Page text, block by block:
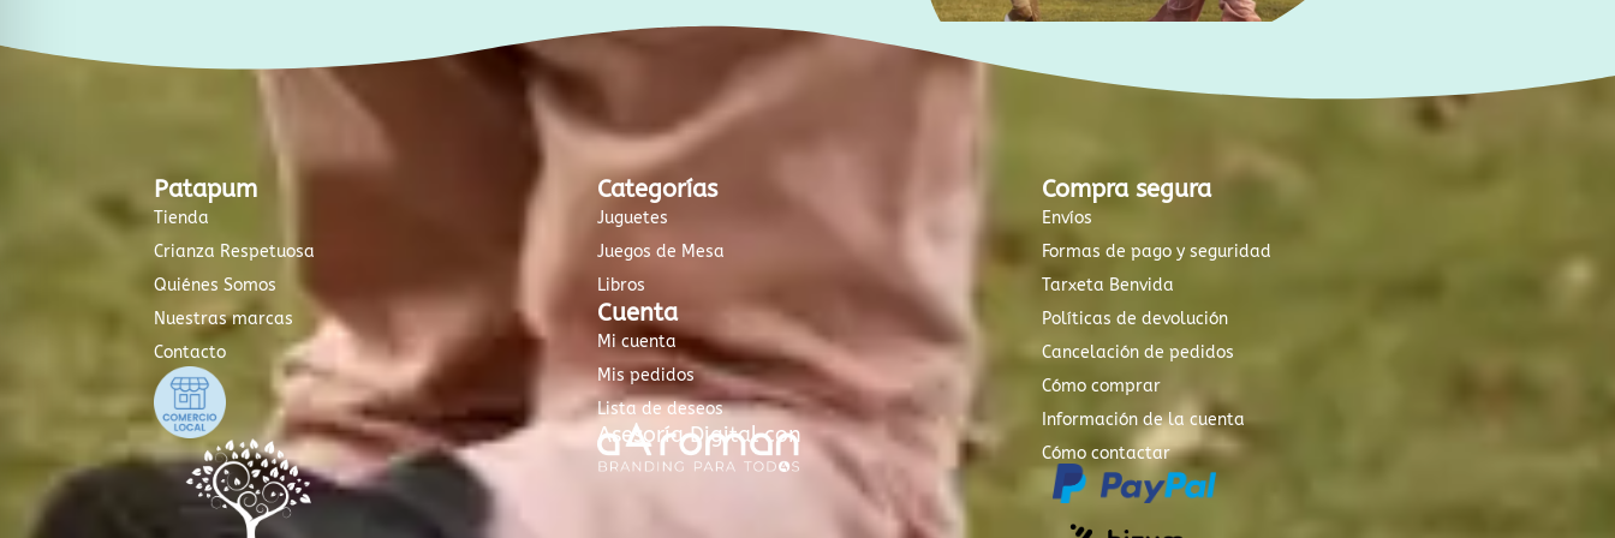
Patapum
Tienda
Crianza Respetuosa
Quiénes Somos
Nuestras marcas
Contacto
Categorías
Juguetes
Juegos de Mesa
Libros
Cuenta
Mi cuenta
Mis pedidos
Lista de deseos
Asesoría Digital con
Compra segura
Envíos
Formas de pago y seguridad
Tarxeta Benvida
Políticas de devolución
Cancelación de pedidos
Cómo comprar
Información de la cuenta
Cómo contactar